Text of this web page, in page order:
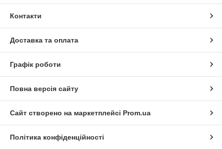
Контакти
Доставка та оплата
Графік роботи
Повна версія сайту
Сайт створено на маркетплейсі Prom.ua
Політика конфіденційності